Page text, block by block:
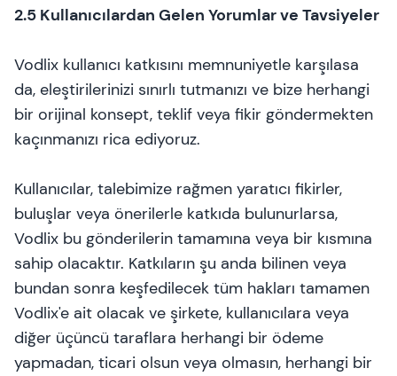
2.5 Kullanıcılardan Gelen Yorumlar ve Tavsiyeler
Vodlix kullanıcı katkısını memnuniyetle karşılasa
da, eleştirilerinizi sınırlı tutmanızı ve bize herhangi
bir orijinal konsept, teklif veya fikir göndermekten
kaçınmanızı rica ediyoruz.
Kullanıcılar, talebimize rağmen yaratıcı fikirler,
buluşlar veya önerilerle katkıda bulunurlarsa,
Vodlix bu gönderilerin tamamına veya bir kısmına
sahip olacaktır. Katkıların şu anda bilinen veya
bundan sonra keşfedilecek tüm hakları tamamen
Vodlix'e ait olacak ve şirkete, kullanıcılara veya
diğer üçüncü taraflara herhangi bir ödeme
yapmadan, ticari olsun veya olmasın, herhangi bir